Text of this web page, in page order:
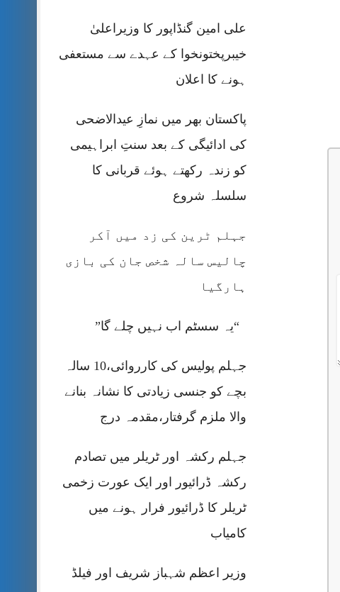
علی امین گنڈاپور کا وزیراعلیٰ
خیبرپختونخوا کے عہدے سے مستعفی
ہونے کا اعلان
پاکستان بھر میں نمازِ عیدالاضحی
کی ادائیگی کے بعد سنتِ ابراہیمی
کو زندہ رکھتے ہوئے قربانی کا
سلسلہ شروع
جہلم ٹرین کی زد میں آکر
چالیس سالہ شخص جان کی بازی
ہارگیا
“یہ سسٹم اب نہیں چلے گا”
جہلم پولیس کی کارروائی،10 سالہ
بچے کو جنسی زیادتی کا نشانہ بنانے
والا ملزم گرفتار،مقدمہ درج
جہلم رکشہ اور ٹریلر میں تصادم
رکشہ ڈرائیور اور ایک عورت زخمی
ٹریلر کا ڈرائیور فرار ہونے میں
کامیاب
وزیر اعظم شہباز شریف اور فیلڈ